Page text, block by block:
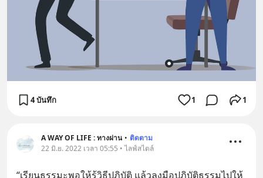
4 บันทึก 1 1
A WAY OF LIFE : ทางผ่าน • ติดตาม
22 มิ.ย. 2022 เวลา 05:55 • ไลฟ์สไตล์
“เรียนธรรมะพอให้รู้วิธีปฏิบัติ แล้วลงมือปฏิบัติธรรมไปให้